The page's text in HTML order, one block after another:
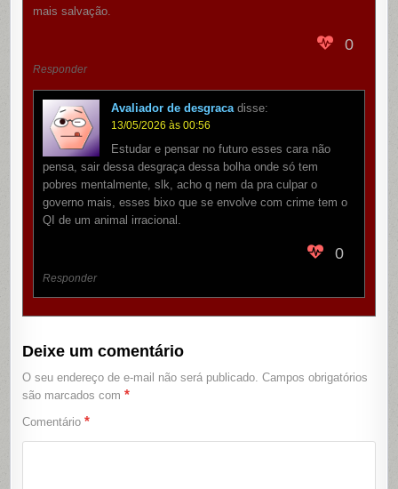
mais salvação.
0
Responder
Avaliador de desgraca disse:
13/05/2026 às 00:56
Estudar e pensar no futuro esses cara não
pensa, sair dessa desgraça dessa bolha onde só tem
pobres mentalmente, slk, acho q nem da pra culpar o
governo mais, esses bixo que se envolve com crime tem o
QI de um animal irracional.
0
Responder
Deixe um comentário
O seu endereço de e-mail não será publicado. Campos obrigatórios
são marcados com*
Comentário*